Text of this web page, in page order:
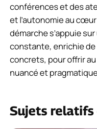
conférences et des
et l’autonomie au
démarche s’appuie
constante, enrichie
concrets, pour offrir
nuancé et
Sujets relatifs